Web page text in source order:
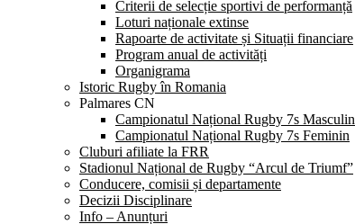
Criterii de selecție sportivi de performanță
Loturi naționale extinse
Rapoarte de activitate și Situații financiare
Program anual de activități
Organigrama
Istoric Rugby în Romania
Palmares CN
Campionatul Național Rugby 7s Masculin
Campionatul Național Rugby 7s Feminin
Cluburi afiliate la FRR
Stadionul Național de Rugby “Arcul de Triumf”
Conducere, comisii și departamente
Decizii Disciplinare
Info – Anunțuri